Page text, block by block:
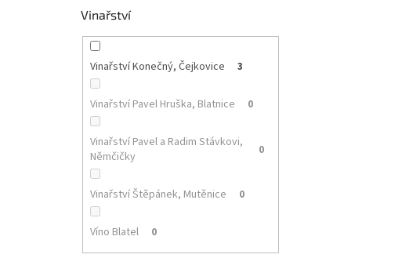
Vinařství
Vinařství Konečný, Čejkovice 3
Vinařství Pavel Hruška, Blatnice 0
Vinařství Pavel a Radim Stávkovi,
Němčičky
0
Vinařství Štěpánek, Mutěnice 0
Víno Blatel 0